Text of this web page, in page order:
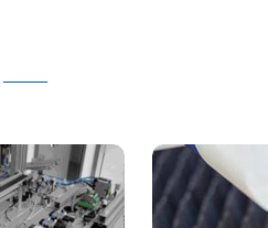
——